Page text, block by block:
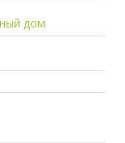
дом